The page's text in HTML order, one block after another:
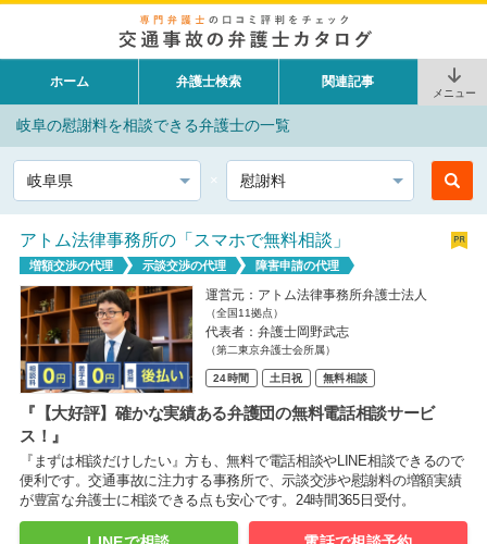
ホーム 弁護士検索 関連記事
メニュー
岐阜の慰謝料を相談できる弁護士の一覧
都道府県 相談内容
アトム法律事務所の「スマホで無料相談」
増額交渉の代理 示談交渉の代理 障害申請の代理
運営元：アトム法律事務所弁護士法人
（全国11拠点）
代表者：弁護士岡野武志
（第二東京弁護士会所属）
24時間 土日祝 無料相談
『【大好評】確かな実績ある弁護団の無料電話相談サービ
ス！』
『まずは相談だけしたい』方も、無料で電話相談やLINE相談できるので
便利です。交通事故に注力する事務所で、示談交渉や慰謝料の増額実績
が豊富な弁護士に相談できる点も安心です。24時間365日受付。